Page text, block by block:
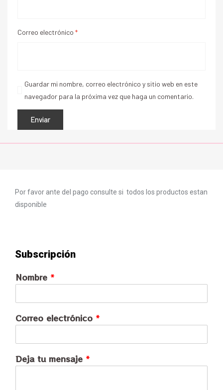
Correo electrónico *
Guardar mi nombre, correo electrónico y sitio web en este
navegador para la próxima vez que haga un comentario.
Por favor ante del pago consulte si todos los productos estan
disponible
Subscripción
Nombre *
Correo electrónico *
Deja tu mensaje *